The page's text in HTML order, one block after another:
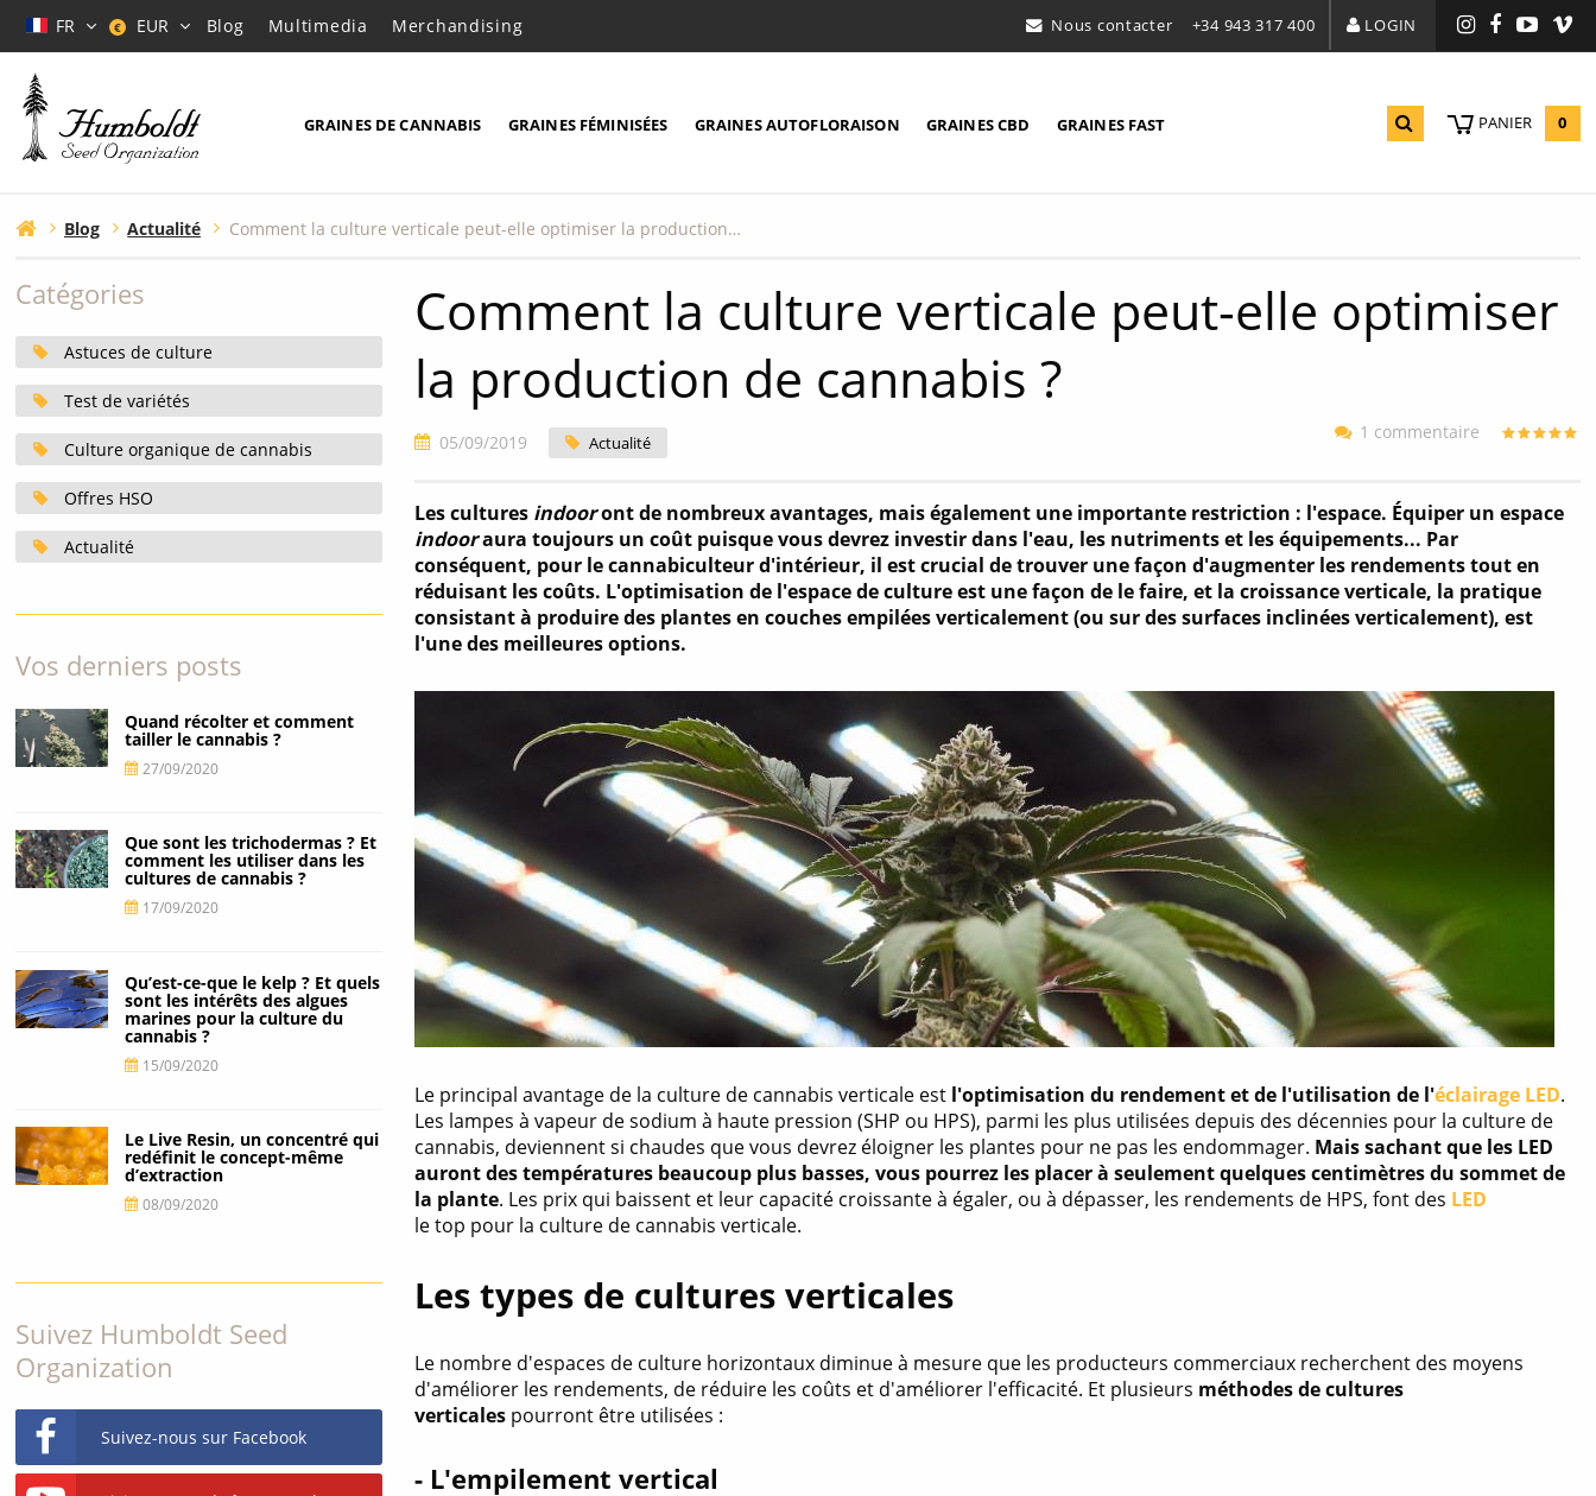
FR € EUR Blog Multimedia Merchandising Nous contacter +34 943 317 400 LOGIN Instagram
Facebook
GRAINES DE CANNABIS GRAINES FÉMINISÉES GRAINES AUTOFLORAISON GRAINES CBD GRAINES FAST PANIER 0
Blog Actualité Comment la culture verticale peut-elle optimiser la production de cannabis ?
Comment la culture verticale peut-elle optimiser
la production de cannabis ?
05/09/2019 Actualité 1 commentaire
Les cultures indooront de nombreux avantages, mais également une importante restriction : l'espace. Équiper un espace
indooraura toujours un coût puisque vous devrez investir dans l'eau, les nutriments et les équipements... Par
conséquent, pour le cannabiculteur d'intérieur, il est crucial de trouver une façon d'augmenter les rendements tout en
réduisant les coûts. L'optimisation de l'espace de culture est une façon de le faire, et la croissance verticale, la pratique
consistant à produire des plantes en couches empilées verticalement (ou sur des surfaces inclinées verticalement), est
l'une des meilleures options.
Le principal avantage de la culture de cannabis verticale est l'optimisation du rendement et de l'utilisation de l'éclairage LED.
Les lampes à vapeur de sodium à haute pression (SHP ou HPS), parmi les plus utilisées depuis des décennies pour la culture de
cannabis, deviennent si chaudes que vous devrez éloigner les plantes pour ne pas les endommager. Mais sachant que les LED
auront des températures beaucoup plus basses, vous pourrez les placer à seulement quelques centimètres du sommet de
la plante. Les prix qui baissent et leur capacité croissante à égaler, ou à dépasser, les rendements de HPS, font des LED
le top pour la culture de cannabis verticale.
Les types de cultures verticales
Le nombre d'espaces de culture horizontaux diminue à mesure que les producteurs commerciaux recherchent des moyens
d'améliorer les rendements, de réduire les coûts et d'améliorer l'efficacité. Et plusieurs méthodes de cultures
verticales pourront être utilisées :
- L'empilement vertical
Catégories
Astuces de culture
Test de variétés
Culture organique de cannabis
Offres HSO
Actualité
Vos derniers posts
Quand récolter et comment
tailler le cannabis ?
27/09/2020
Que sont les trichodermas ? Et
comment les utiliser dans les
cultures de cannabis ?
17/09/2020
Qu’est-ce-que le kelp ? Et quels
sont les intérêts des algues
marines pour la culture du
cannabis ?
15/09/2020
Le Live Resin, un concentré qui
redéfinit le concept-même
d’extraction
08/09/2020
Suivez Humboldt Seed
Organization
Suivez-nous sur Facebook